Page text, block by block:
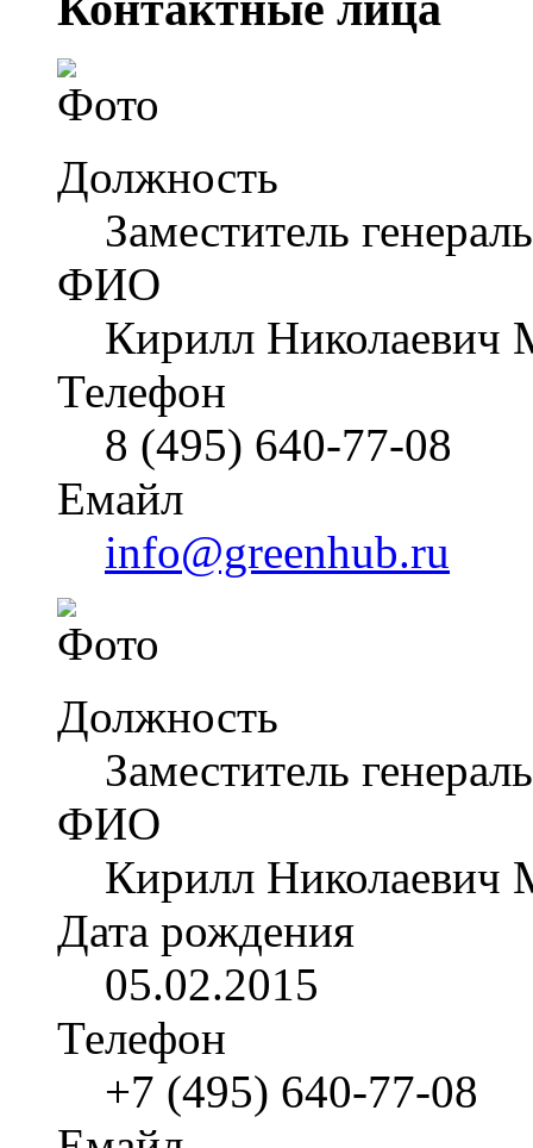
Должность
Заместитель
ФИО
Кирилл Николаевич
Телефон
8 (495) 640-77-08
Емайл
info@greenhub.ru
Должность
Заместитель
ФИО
Кирилл Николаевич
Дата рождения
05.02.2015
Телефон
+7 (495) 640-77-08